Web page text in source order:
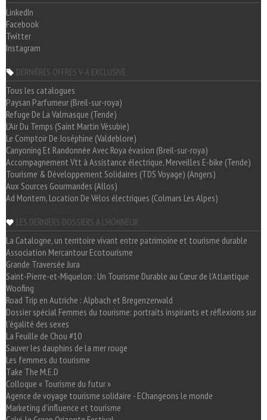
LinkedIn
Facebook
Twitter
Instagram
DERNIÈRES OFFRES V-A EXCLUSIVE
Tous les catalogues
Paysan Parfumeur (Breil-sur-roya)
Refuge De La Valmasque (Tende)
L'Air Du Temps (Saint Martin Vésubie)
Le Comptoir De Joséphine (Valdeblore)
Canyoning Et Randonnée Avec Roya évasion (Breil-sur-roya)
Accompagnement Vtt à Assistance électrique, Merveilles E-bike (Tende)
Tourisme & Développement Solidaires (TDS Voyage) (Angers)
Aux Sources Gourmandes (Allos)
Ad Montem, Location De Vélos électriques (Colmars Les Alpes)
LES DERNIERS DOSSIERS A L'HONNEUR
La Catalogne, un territoire vivant entre patrimoine et tourisme durable
Association Mercantour Ecotourisme
Grande Traversée Jura
Saint-Pierre-et-Miquelon : Un Tourisme Durable au Cœur de l'Atlantique
Woofing
Road Trip en Autriche : Alpbach et Bregenzerwald
Dossier spécial Femmes du tourisme: portraits inspirants et réflexions sur
l'égalité des sexes
La Feuille de Chou #10
Sauver les dauphins de la mer rouge
Les femmes du tourisme
Take The M.E.D
Colloque « Tourisme du futur »
Agence de voyage tourisme solidaire - EChangeons le monde
Marketing d'influence et tourisme